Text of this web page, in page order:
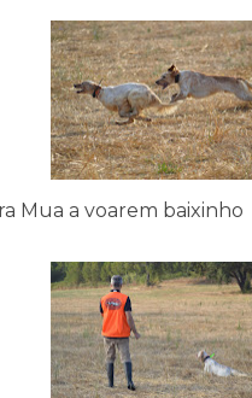
Mua a voarem baixinho